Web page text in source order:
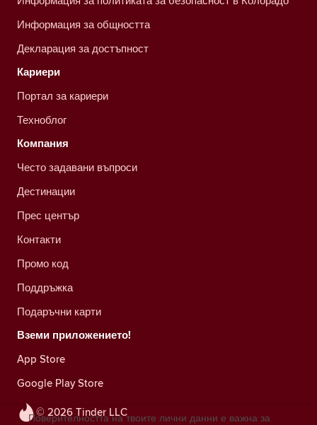
© 2026 Tinder LLC
Информация за общността
Декларация за достъпност
Кариери
Портал за кариери
Техноблог
Компания
Често задавани въпроси
Дестинации
Прес център
Контакти
Промо код
Поддръжка
Подаръчни карти
Вземи приложението!
App Store
Google Play Store
Поверителността на твоите лични данни е важна за